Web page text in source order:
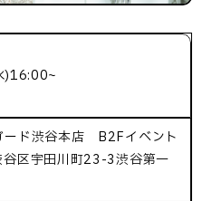
)16:00~
ード渋谷本店 B2Fイベント
谷区宇田川町23-3渋谷第一